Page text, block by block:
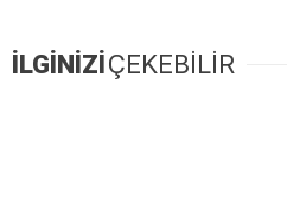
İLGİNİZİÇEKEBİLİR